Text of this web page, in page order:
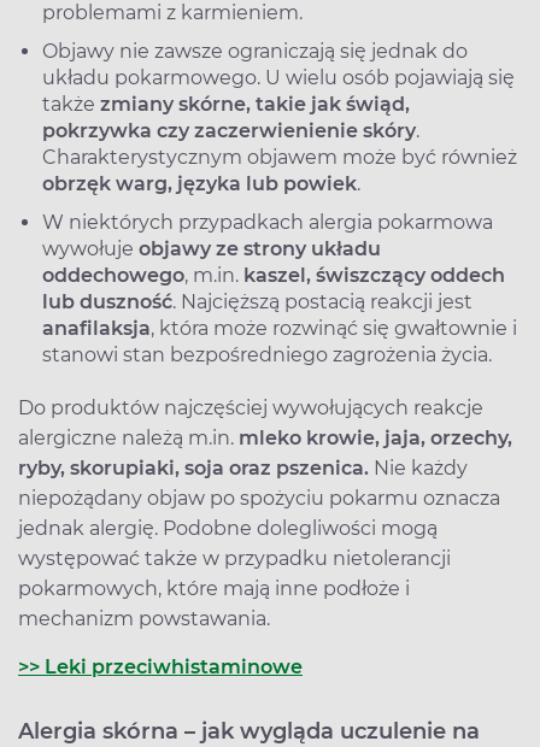
problemami z karmieniem.
Objawy nie zawsze ograniczają się jednak do
układu pokarmowego. U wielu osób pojawiają się
także zmiany skórne, takie jak świąd,
pokrzywka czy zaczerwienienie skóry.
Charakterystycznym objawem może być również
obrzęk warg, języka lub powiek.
W niektórych przypadkach alergia pokarmowa
wywołuje objawy ze strony układu
oddechowego, m.in. kaszel, świszczący oddech
lub duszność. Najcięższą postacią reakcji jest
anafilaksja, która może rozwinąć się gwałtownie i
stanowi stan bezpośredniego zagrożenia życia.
Do produktów najczęściej wywołujących reakcje
alergiczne należą m.in. mleko krowie, jaja, orzechy,
ryby, skorupiaki, soja oraz pszenica. Nie każdy
niepożądany objaw po spożyciu pokarmu oznacza
jednak alergię. Podobne dolegliwości mogą
występować także w przypadku nietolerancji
pokarmowych, które mają inne podłoże i
mechanizm powstawania.
>> Leki przeciwhistaminowe
Alergia skórna – jak wygląda uczulenie na